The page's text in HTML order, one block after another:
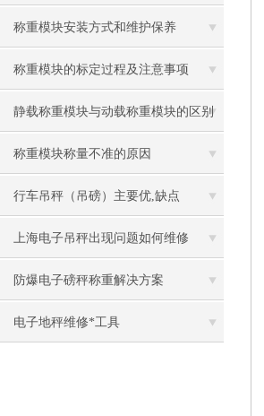
称重模块安装方式和维护保养
称重模块的标定过程及注意事项
静载称重模块与动载称重模块的区别
称重模块称量不准的原因
行车吊秤（吊磅）主要优,缺点
上海电子吊秤出现问题如何维修
防爆电子磅秤称重解决方案
电子地秤维修*工具